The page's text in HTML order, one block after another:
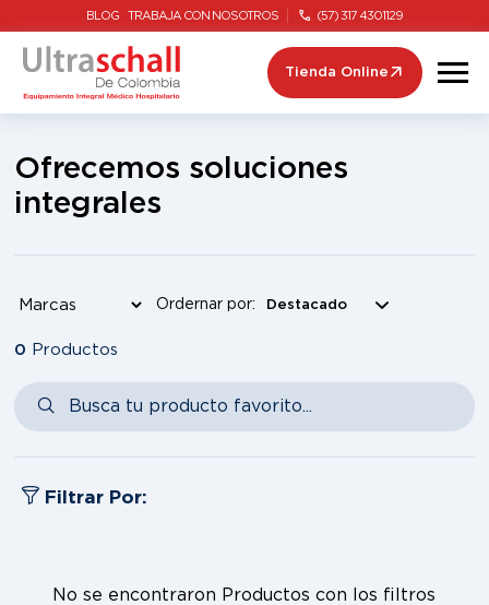
BLOG TRABAJA CON NOSOTROS (57) 317 4301129
Tienda Online
Ofrecemos soluciones
integrales
Ordernar por:
0 Productos
Filtrar Por:
No se encontraron Productos con los filtros